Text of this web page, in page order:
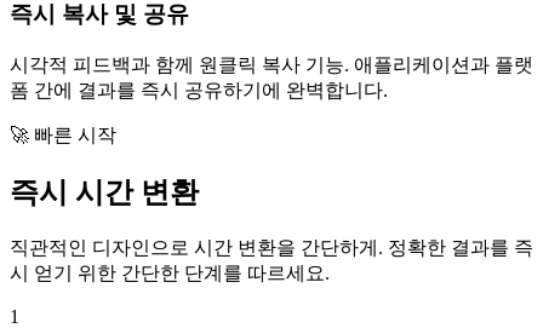
즉시 복사 및 공유
시각적 피드백과 함께 원클릭 복사 기능. 애플리케이션과 플랫
폼 간에 결과를 즉시 공유하기에 완벽합니다.
🚀 빠른 시작
즉시 시간 변환
직관적인 디자인으로 시간 변환을 간단하게. 정확한 결과를 즉
시 얻기 위한 간단한 단계를 따르세요.
1